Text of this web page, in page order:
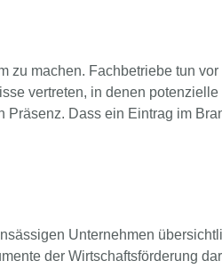
zu machen. Fachbetriebe tun
vertreten, in denen
Dass ein Eintrag im
Unternehmen
der Wirtschaftsförderung